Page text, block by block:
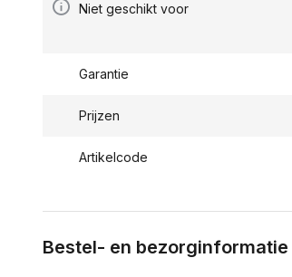
Niet geschikt voor
Garantie
Prijzen
Artikelcode
Bestel- en bezorginformatie